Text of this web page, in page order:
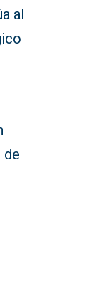
al
de